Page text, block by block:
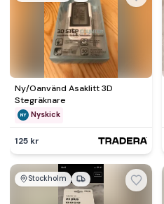
Ny/Oanvänd Asaklitt 3D
Stegräknare
Nyskick
125 kr
Stockholm